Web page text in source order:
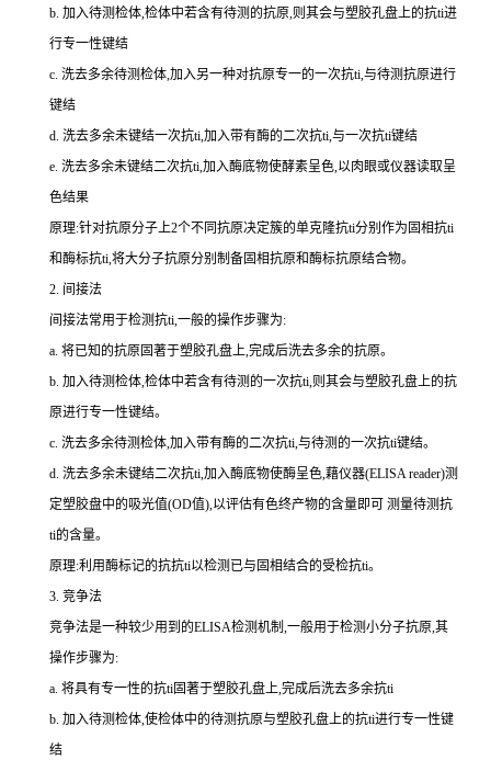
b. 加入待测检体,检体中若含有待测的抗原,则其会与塑胶孔盘上的抗ti进
行专一性键结
c. 洗去多余待测检体,加入另一种对抗原专一的一次抗ti,与待测抗原进行
键结
d. 洗去多余未键结一次抗ti,加入带有酶的二次抗ti,与一次抗ti键结
e. 洗去多余未键结二次抗ti,加入酶底物使酵素呈色,以肉眼或仪器读取呈
色结果
原理:针对抗原分子上2个不同抗原决定簇的单克隆抗ti分别作为固相抗ti
和酶标抗ti,将大分子抗原分别制备固相抗原和酶标抗原结合物。
2. 间接法
间接法常用于检测抗ti,一般的操作步骤为:
a. 将已知的抗原固著于塑胶孔盘上,完成后洗去多余的抗原。
b. 加入待测检体,检体中若含有待测的一次抗ti,则其会与塑胶孔盘上的抗
原进行专一性键结。
c. 洗去多余待测检体,加入带有酶的二次抗ti,与待测的一次抗ti键结。
d. 洗去多余未键结二次抗ti,加入酶底物使酶呈色,藉仪器(ELISA reader)测
定塑胶盘中的吸光值(OD值),以评估有色终产物的含量即可 测量待测抗
ti的含量。
原理:利用酶标记的抗抗ti以检测已与固相结合的受检抗ti。
3. 竞争法
竞争法是一种较少用到的ELISA检测机制,一般用于检测小分子抗原,其
操作步骤为:
a. 将具有专一性的抗ti固著于塑胶孔盘上,完成后洗去多余抗ti
b. 加入待测检体,使检体中的待测抗原与塑胶孔盘上的抗ti进行专一性键
结